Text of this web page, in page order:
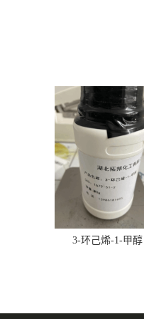
3-环己烯-1-甲醇